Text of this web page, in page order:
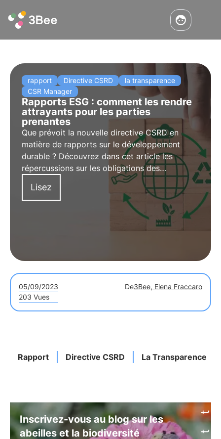
rapport Directive CSRD
la transparence
CSR Manager
Rapports ESG : comment les rendre
attrayants pour les parties
prenantes
Que prévoit la nouvelle directive CSRD en
matière de rapports sur le développement
durable ? Découvrez dans cet article les
répercussions sur les obligations des
entreprises. Apprenez-en plus avec les pilules
de l'Oasis, l'académie numérique de 3Bee pour
les professionnels de la durabilité.
Lisez
05/09/2023 De3Bee, Elena Fraccaro
203 Vues
Rapport Directive CSRD La Transparence
Inscrivez-vous au blog sur les
abeilles et la biodiversité